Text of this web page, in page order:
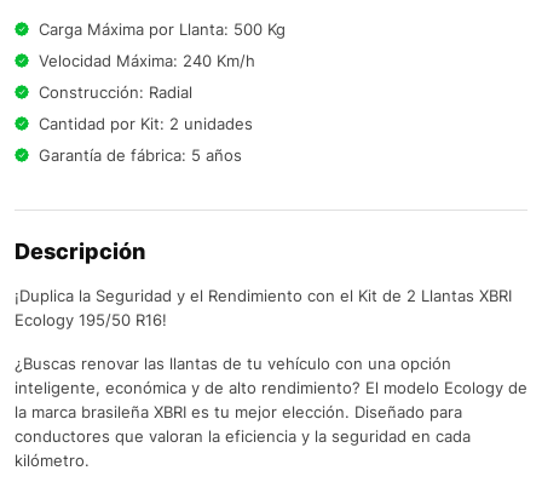
Carga Máxima por Llanta: 500 Kg
Velocidad Máxima: 240 Km/h
Construcción: Radial
Cantidad por Kit: 2 unidades
Garantía de fábrica: 5 años
Descripción
¡Duplica la Seguridad y el Rendimiento con el Kit de 2 Llantas XBRI
Ecology 195/50 R16!
¿Buscas renovar las llantas de tu vehículo con una opción
inteligente, económica y de alto rendimiento? El modelo Ecology de
la marca brasileña XBRI es tu mejor elección. Diseñado para
conductores que valoran la eficiencia y la seguridad en cada
kilómetro.